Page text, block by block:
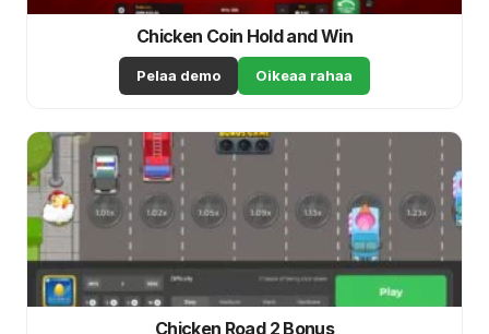
Chicken Coin Hold and Win
Pelaa demo Oikeaa rahaa
Chicken Road 2 Bonus